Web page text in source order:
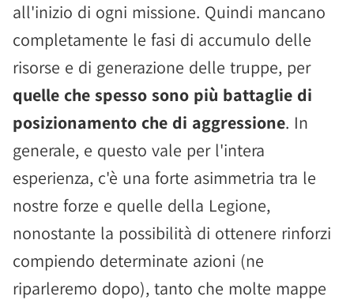
all'inizio di ogni missione. Quindi mancano
completamente le fasi di accumulo delle
risorse e di generazione delle truppe, per
quelle che spesso sono più battaglie di
posizionamento che di aggressione. In
generale, e questo vale per l'intera
esperienza, c'è una forte asimmetria tra le
nostre forze e quelle della Legione,
nonostante la possibilità di ottenere rinforzi
compiendo determinate azioni (ne
riparleremo dopo), tanto che molte mappe